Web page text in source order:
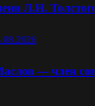
Л.Н.
— член